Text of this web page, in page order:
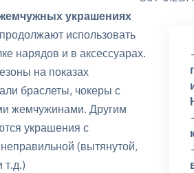
украшениях
использовать
нарядов и в аксессуарах.
на показах
браслеты, чокеры с
жемчужинами. Другим
украшения с
(вытянутой,
т.д.)